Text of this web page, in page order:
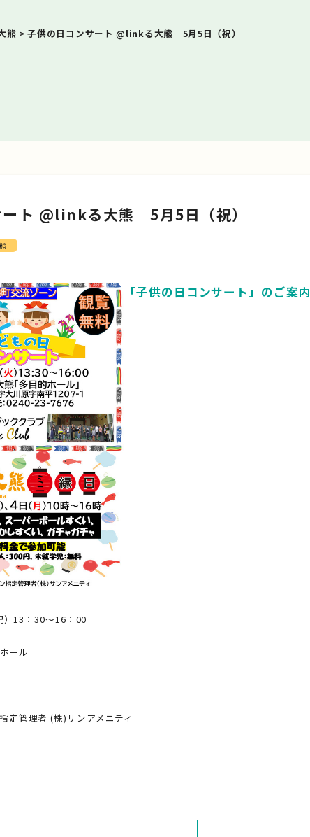
熊 >子供の日コンサート @linkる大熊 5月5日（祝）
ート @linkる大熊 5月5日（祝）
「子供の日コンサート」のご案内
）13：30～16：00
ール
定管理者 (株)サンアメニティ